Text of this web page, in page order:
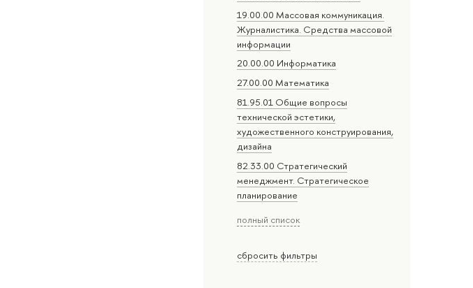
19.00.00 Массовая коммуникация.
Журналистика. Средства массовой
информации
20.00.00 Информатика
27.00.00 Математика
81.95.01 Общие вопросы
технической эстетики,
художественного конструирования,
дизайна
82.33.00 Стратегический
менеджмент. Стратегическое
планирование
полный список
сбросить фильтры